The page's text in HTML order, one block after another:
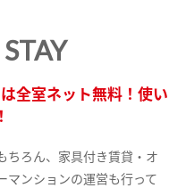
全室ネット無料！使い
ちろん、家具付き賃貸・オ
マンションの運営も行って